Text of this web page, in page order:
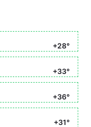
+28°
+33°
+36°
+31°